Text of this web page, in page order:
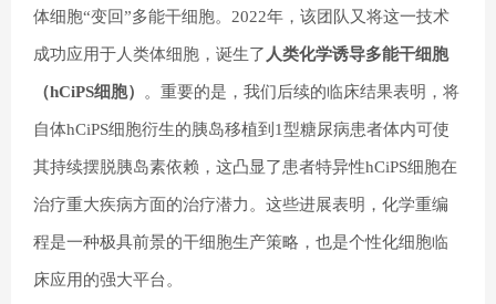
体细胞“变回”多能干细胞。2022年，该团队又将这一技术
成功应用于人类体细胞，诞生了 人类化学诱导多能干细胞
（hCiPS细胞） 。 重要的是，我们后续的临床结果表明，将
自体hCiPS细胞衍生的胰岛移植到1型糖尿病患者体内可使
其持续摆脱胰岛素依赖 ，这凸显了患者特异性hCiPS细胞在
治疗重大疾病方面的治疗潜力。这些进展表明，化学重编
程是一种极具前景的干细胞生产策略，也是个性化细胞临
床应用的强大平台。